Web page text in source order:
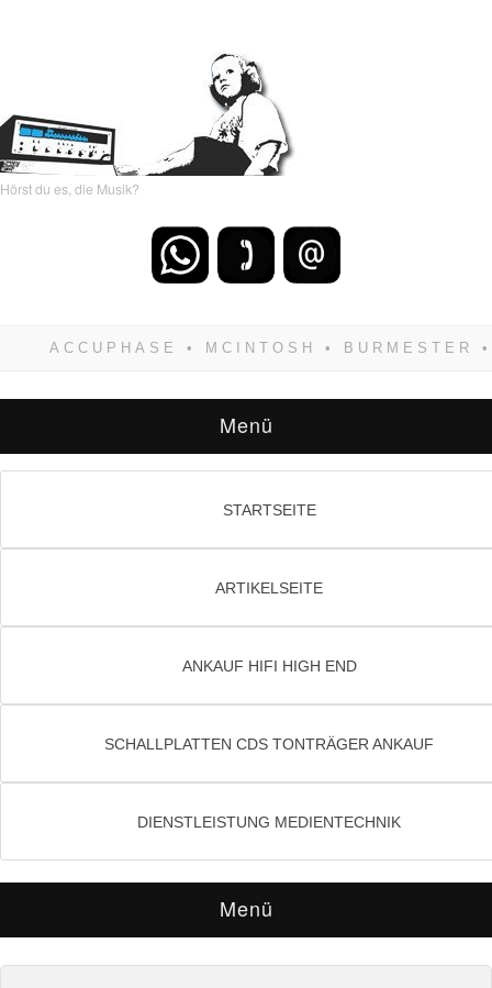
Hörst du es, die Musik?
zwangsläufig siegen! Und noch was: Hifi
Menü
STARTSEITE
ARTIKELSEITE
ANKAUF HIFI HIGH END
SCHALLPLATTEN CDS TONTRÄGER ANKAUF
DIENSTLEISTUNG MEDIENTECHNIK
Menü